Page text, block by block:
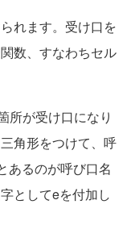
れます。受け口を
数、すなわちセル
所が受け口になり
角形をつけて、呼
あるのが呼び口名
としてeを付加し